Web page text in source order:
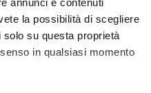
la possibilità di scegliere
su questa proprietà
in qualsiasi momento